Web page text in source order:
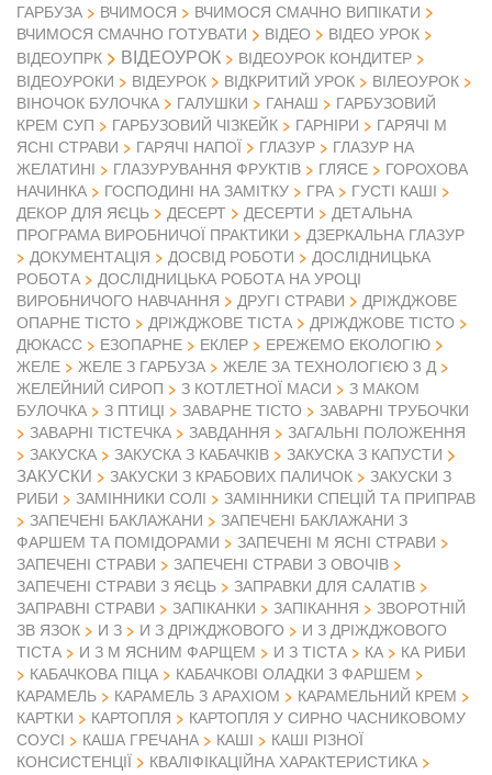
ГАРБУЗА
ВЧИМОСЯ
ВЧИМОСЯ СМАЧНО ВИПІКАТИ
ВЧИМОСЯ СМАЧНО ГОТУВАТИ
ВІДЕО
ВІДЕО УРОК
ВІДЕОУПРК
ВІДЕОУРОК
ВІДЕОУРОК КОНДИТЕР
ВІДЕОУРОКИ
ВІДЕУРОК ВІДКРИТИЙ УРОК
ВІЛЕОУРОК
ВІНОЧОК БУЛОЧКА
ГАЛУШКИ ГАНАШ
ГАРБУЗОВИЙ
КРЕМ СУП
ГАРБУЗОВИЙ ЧІЗКЕЙК ГАРНІРИ
ГАРЯЧІ М
ЯСНІ СТРАВИ
ГАРЯЧІ НАПОЇ ГЛАЗУР
ГЛАЗУР НА
ЖЕЛАТИНІ
ГЛАЗУРУВАННЯ ФРУКТІВ ГЛЯСЕ
ГОРОХОВА
НАЧИНКА
ГОСПОДИНІ НА ЗАМІТКУ ГРА
ГУСТІ КАШІ
ДЕКОР ДЛЯ ЯЄЦЬ
ДЕСЕРТ ДЕСЕРТИ
ДЕТАЛЬНА
ПРОГРАМА ВИРОБНИЧОЇ ПРАКТИКИ
ДЗЕРКАЛЬНА ГЛАЗУР
ДОКУМЕНТАЦІЯ
ДОСВІД РОБОТИ
ДОСЛІДНИЦЬКА
РОБОТА
ДОСЛІДНИЦЬКА РОБОТА НА УРОЦІ
ВИРОБНИЧОГО НАВЧАННЯ
ДРУГІ СТРАВИ
ДРІЖДЖОВЕ
ОПАРНЕ ТІСТО
ДРІЖДЖОВЕ ТІСТА
ДРІЖДЖОВЕ ТІСТО
ДЮКАСС
ЕЗОПАРНЕ ЕКЛЕР
ЕРЕЖЕМО ЕКОЛОГІЮ
ЖЕЛЕ
ЖЕЛЕ З ГАРБУЗА
ЖЕЛЕ ЗА ТЕХНОЛОГІЄЮ 3 Д
ЖЕЛЕЙНИЙ СИРОП
З КОТЛЕТНОЇ МАСИ
З МАКОМ
БУЛОЧКА
З ПТИЦІ ЗАВАРНЕ ТІСТО
ЗАВАРНІ ТРУБОЧКИ
ЗАВАРНІ ТІСТЕЧКА
ЗАВДАННЯ
ЗАГАЛЬНІ ПОЛОЖЕННЯ
ЗАКУСКА
ЗАКУСКА З КАБАЧКІВ ЗАКУСКА З КАПУСТИ
ЗАКУСКИ ЗАКУСКИ З КРАБОВИХ ПАЛИЧОК
ЗАКУСКИ З
РИБИ
ЗАМІННИКИ СОЛІ
ЗАМІННИКИ СПЕЦІЙ ТА ПРИПРАВ
ЗАПЕЧЕНІ БАКЛАЖАНИ
ЗАПЕЧЕНІ БАКЛАЖАНИ З
ФАРШЕМ ТА ПОМІДОРАМИ
ЗАПЕЧЕНІ М ЯСНІ СТРАВИ
ЗАПЕЧЕНІ СТРАВИ
ЗАПЕЧЕНІ СТРАВИ З ОВОЧІВ
ЗАПЕЧЕНІ СТРАВИ З ЯЄЦЬ
ЗАПРАВКИ ДЛЯ САЛАТІВ
ЗАПРАВНІ СТРАВИ
ЗАПІКАНКИ ЗАПІКАННЯ
ЗВОРОТНІЙ
ЗВ ЯЗОК
И З И З ДРІЖДЖОВОГО
И З ДРІЖДЖОВОГО
ТІСТА
И З М ЯСНИМ ФАРЩЕМ И З ТІСТА КА
КА РИБИ
КАБАЧКОВА ПІЦА
КАБАЧКОВІ ОЛАДКИ З ФАРШЕМ
КАРАМЕЛЬ
КАРАМЕЛЬ З АРАХІОМ
КАРАМЕЛЬНИЙ КРЕМ
КАРТКИ
КАРТОПЛЯ
КАРТОПЛЯ У СИРНО ЧАСНИКОВОМУ
СОУСІ
КАША ГРЕЧАНА КАШІ
КАШІ РІЗНОЇ
КОНСИСТЕНЦІЇ
КВАЛІФІКАЦІЙНА ХАРАКТЕРИСТИКА